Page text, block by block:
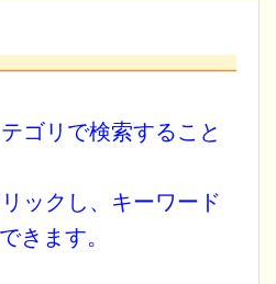
ゴリで検索すること
リックし、キーワード
きます。